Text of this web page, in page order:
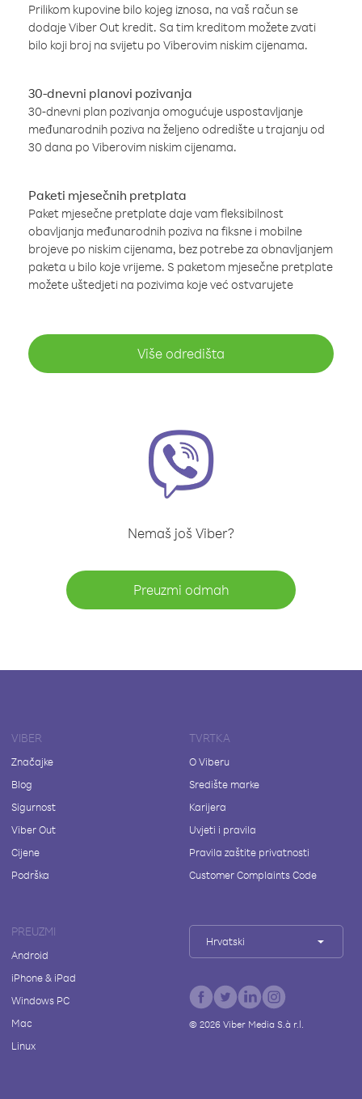
Prilikom kupovine bilo kojeg iznosa, na vaš račun se
dodaje Viber Out kredit. Sa tim kreditom možete zvati
bilo koji broj na svijetu po Viberovim niskim cijenama.
30-dnevni planovi pozivanja
30-dnevni plan pozivanja omogućuje uspostavljanje
međunarodnih poziva na željeno odredište u trajanju od
30 dana po Viberovim niskim cijenama.
Paketi mjesečnih pretplata
Paket mjesečne pretplate daje vam fleksibilnost
obavljanja međunarodnih poziva na fiksne i mobilne
brojeve po niskim cijenama, bez potrebe za obnavljanjem
paketa u bilo koje vrijeme. S paketom mjesečne pretplate
možete uštedjeti na pozivima koje već ostvarujete
Više odredišta
Nemaš još Viber?
Preuzmi odmah
VIBER
Značajke
Blog
Sigurnost
Viber Out
Cijene
Podrška
TVRTKA
O Viberu
Središte marke
Karijera
Uvjeti i pravila
Pravila zaštite privatnosti
Customer Complaints Code
PREUZMI
Android
iPhone & iPad
Windows PC
Mac
Linux
Hrvatski
© 2026Viber Media S.à r.l.